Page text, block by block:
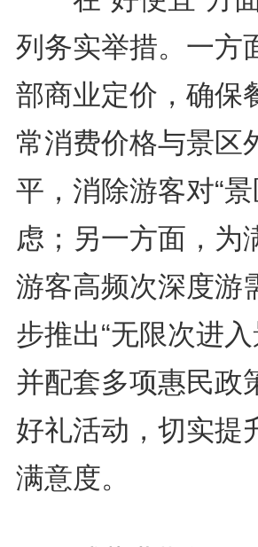
列务实举措。一方
部商业定价，确保
常消费价格与景区
平，消除游客对“
虑；另一方面，为
游客高频次深度游
步推出“无限次进
并配套多项惠民政
好礼活动，切实提
满意度。